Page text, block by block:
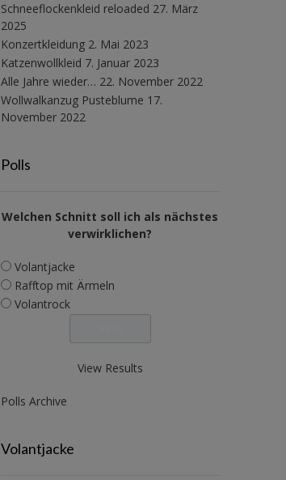
Schneeflockenkleid reloaded 27. März
2025
Konzertkleidung 2. Mai 2023
Katzenwollkleid 7. Januar 2023
Alle Jahre wieder… 22. November 2022
Wollwalkanzug Pusteblume 17.
November 2022
Polls
Welchen Schnitt soll ich als nächstes
verwirklichen?
Volantjacke
Rafftop mit Ärmeln
Volantrock
View Results
Polls Archive
Volantjacke